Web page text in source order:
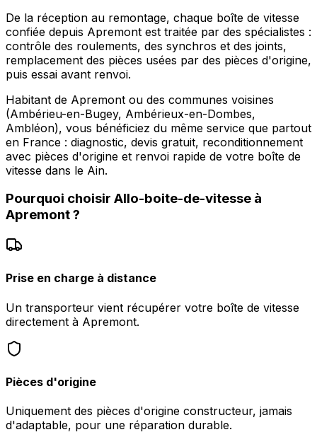
De la réception au remontage, chaque boîte de vitesse
confiée depuis Apremont est traitée par des spécialistes :
contrôle des roulements, des synchros et des joints,
remplacement des pièces usées par des pièces d'origine,
puis essai avant renvoi.
Habitant de Apremont ou des communes voisines
(Ambérieu-en-Bugey, Ambérieux-en-Dombes,
Ambléon), vous bénéficiez du même service que partout
en France : diagnostic, devis gratuit, reconditionnement
avec pièces d'origine et renvoi rapide de votre boîte de
vitesse dans le Ain.
Pourquoi choisir Allo-boite-de-vitesse à
Apremont?
Prise en charge à distance
Un transporteur vient récupérer votre boîte de vitesse
directement à Apremont.
Pièces d'origine
Uniquement des pièces d'origine constructeur, jamais
d'adaptable, pour une réparation durable.